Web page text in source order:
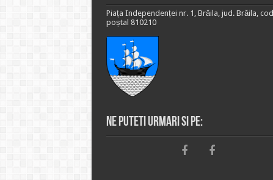
Piața Independenței nr. 1, Brăila, jud. Brăila, cod
poștal 810210
Ne puteti urmari si pe: